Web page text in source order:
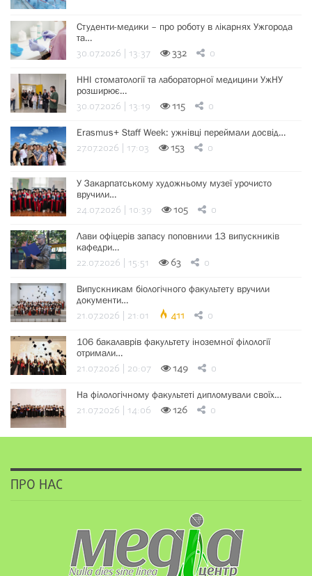
Студенти-медики – про роботу в лікарнях Ужгорода
та…
30.07.2026 | 13:37 332 0
ННІ стоматології та лабораторної медицини УжНУ
розширює…
30.07.2026 | 13:19 115 0
Erasmus+ Staff Week: ужнівці переймали досвід…
27.07.2026 | 17:03 153 0
У Закарпатському художньому музеї урочисто
вручили…
24.07.2026 | 10:39 105 0
Лави офіцерів запасу поповнили 13 випускників
кафедри…
22.07.2026 | 15:51 63 0
Випускникам біологічного факультету вручили
документи…
21.07.2026 | 21:01 411 0
106 бакалаврів факультету іноземної філології
отримали…
21.07.2026 | 20:07 149 0
На філологічному факультеті дипломували своїх…
21.07.2026 | 14:06 126 0
ПРО НАС